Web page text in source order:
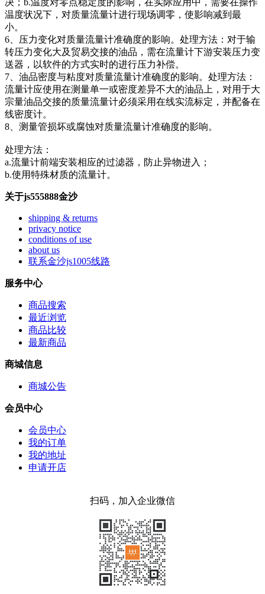
温度状况下，对质量流量计进行现场调零，使影响减到最
小。
6、压力变化对质量流量计准确度的影响。处理方法：对于输
转压力变化大及贸易交接的油品，需在流量计下游安装压力变
送器，以软件的方式实时的进行压力补偿。
7、油品密度与粘度对质量流量计准确度的影响。处理方法：
流量计应使用在测量单一或密度差异不大的油品上，对用于大
宗量油品交接的质量流量计必须采用在线实流标定，并配备在
线密度计。
8、测量管损坏或腐蚀对质量流量计准确度的影响。
处理方法：
a.流量计前端安装相应的过滤器，防止异物进入；
b.使用特殊材质的流量计。
关于js555888金沙
shipping & returns
privacy notice
conditions of use
about us
联系金沙js1005线路
服务中心
商品搜索
最近浏览
商品比较
最新商品
商城信息
商城公告
会员中心
会员中心
我的订单
我的地址
申请开店
扫码，加入企业微信